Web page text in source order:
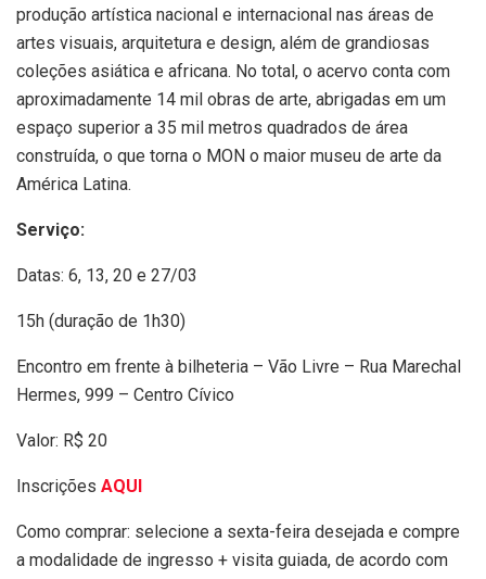
produção artística nacional e internacional nas áreas de
artes visuais, arquitetura e design, além de grandiosas
coleções asiática e africana. No total, o acervo conta com
aproximadamente 14 mil obras de arte, abrigadas em um
espaço superior a 35 mil metros quadrados de área
construída, o que torna o MON o maior museu de arte da
América Latina.
Serviço:
Datas: 6, 13, 20 e 27/03
15h (duração de 1h30)
Encontro em frente à bilheteria – Vão Livre – Rua Marechal
Hermes, 999 – Centro Cívico
Valor: R$ 20
Inscrições AQUI
Como comprar: selecione a sexta-feira desejada e compre
a modalidade de ingresso + visita guiada, de acordo com